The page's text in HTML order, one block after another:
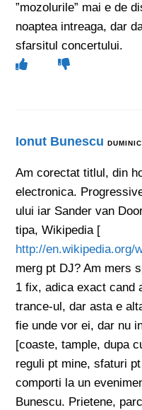
”mozolurile” mai e de
noaptea intreaga, dar
sfarsitul concertului.
Ionut Bunescu
Am corectat titlul, din
electronica.
ului iar Sander van
tipa, Wikipedia [
http://en.wikipedia.org/
merg pt DJ? Am mers
1 fix, adica exact cand
trance-ul, dar asta e
fie unde vor ei, dar nu
[coaste, tample, dupa
reguli pt mine, sfaturi
comporti la un
Bunescu. Prietene,